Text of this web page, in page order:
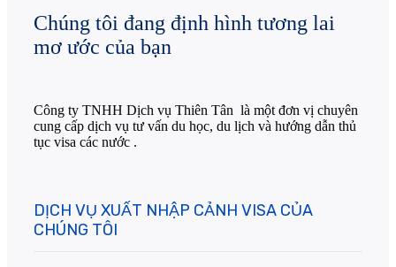
Chúng tôi đang định hình tương lai
mơ ước của bạn
Công ty TNHH Dịch vụ Thiên Tân là một đơn vị chuyên
cung cấp dịch vụ tư vấn du học, du lịch và hướng dẫn thủ
tục visa các nước .
DỊCH VỤ XUẤT NHẬP CẢNH VISA CỦA
CHÚNG TÔI